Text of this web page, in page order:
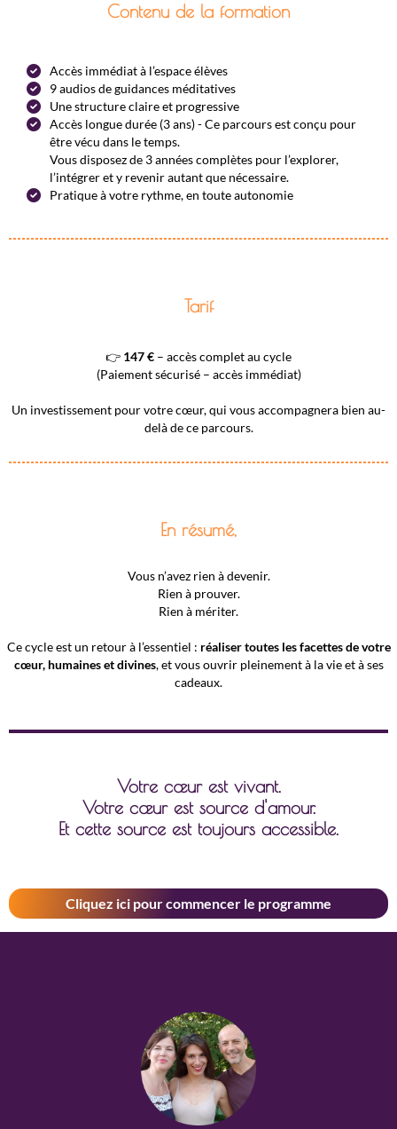
Contenu de la formation
Accès immédiat à l’espace élèves
9 audios de guidances méditatives
Une structure claire et progressive
Accès longue durée (3 ans) - Ce parcours est conçu pour
être vécu dans le temps.
Vous disposez de 3 années complètes pour l’explorer,
l’intégrer et y revenir autant que nécessaire.
Pratique à votre rythme, en toute autonomie
Tarif
👉 147 € – accès complet au cycle
(Paiement sécurisé – accès immédiat)
Un investissement pour votre cœur, qui vous accompagnera bien au-
delà de ce parcours.
En résumé,
Vous n’avez rien à devenir.
Rien à prouver.
Rien à mériter.
Ce cycle est un retour à l’essentiel : réaliser toutes les facettes de votre
cœur, humaines et divines, et vous ouvrir pleinement à la vie et à ses
cadeaux.
Votre cœur est vivant.
Votre cœur est source d'amour.
Et cette source est toujours accessible.
Cliquez ici pour commencer le programme